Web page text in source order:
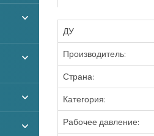
ДУ
Производитель:
Страна:
Категория:
Рабочее давление: